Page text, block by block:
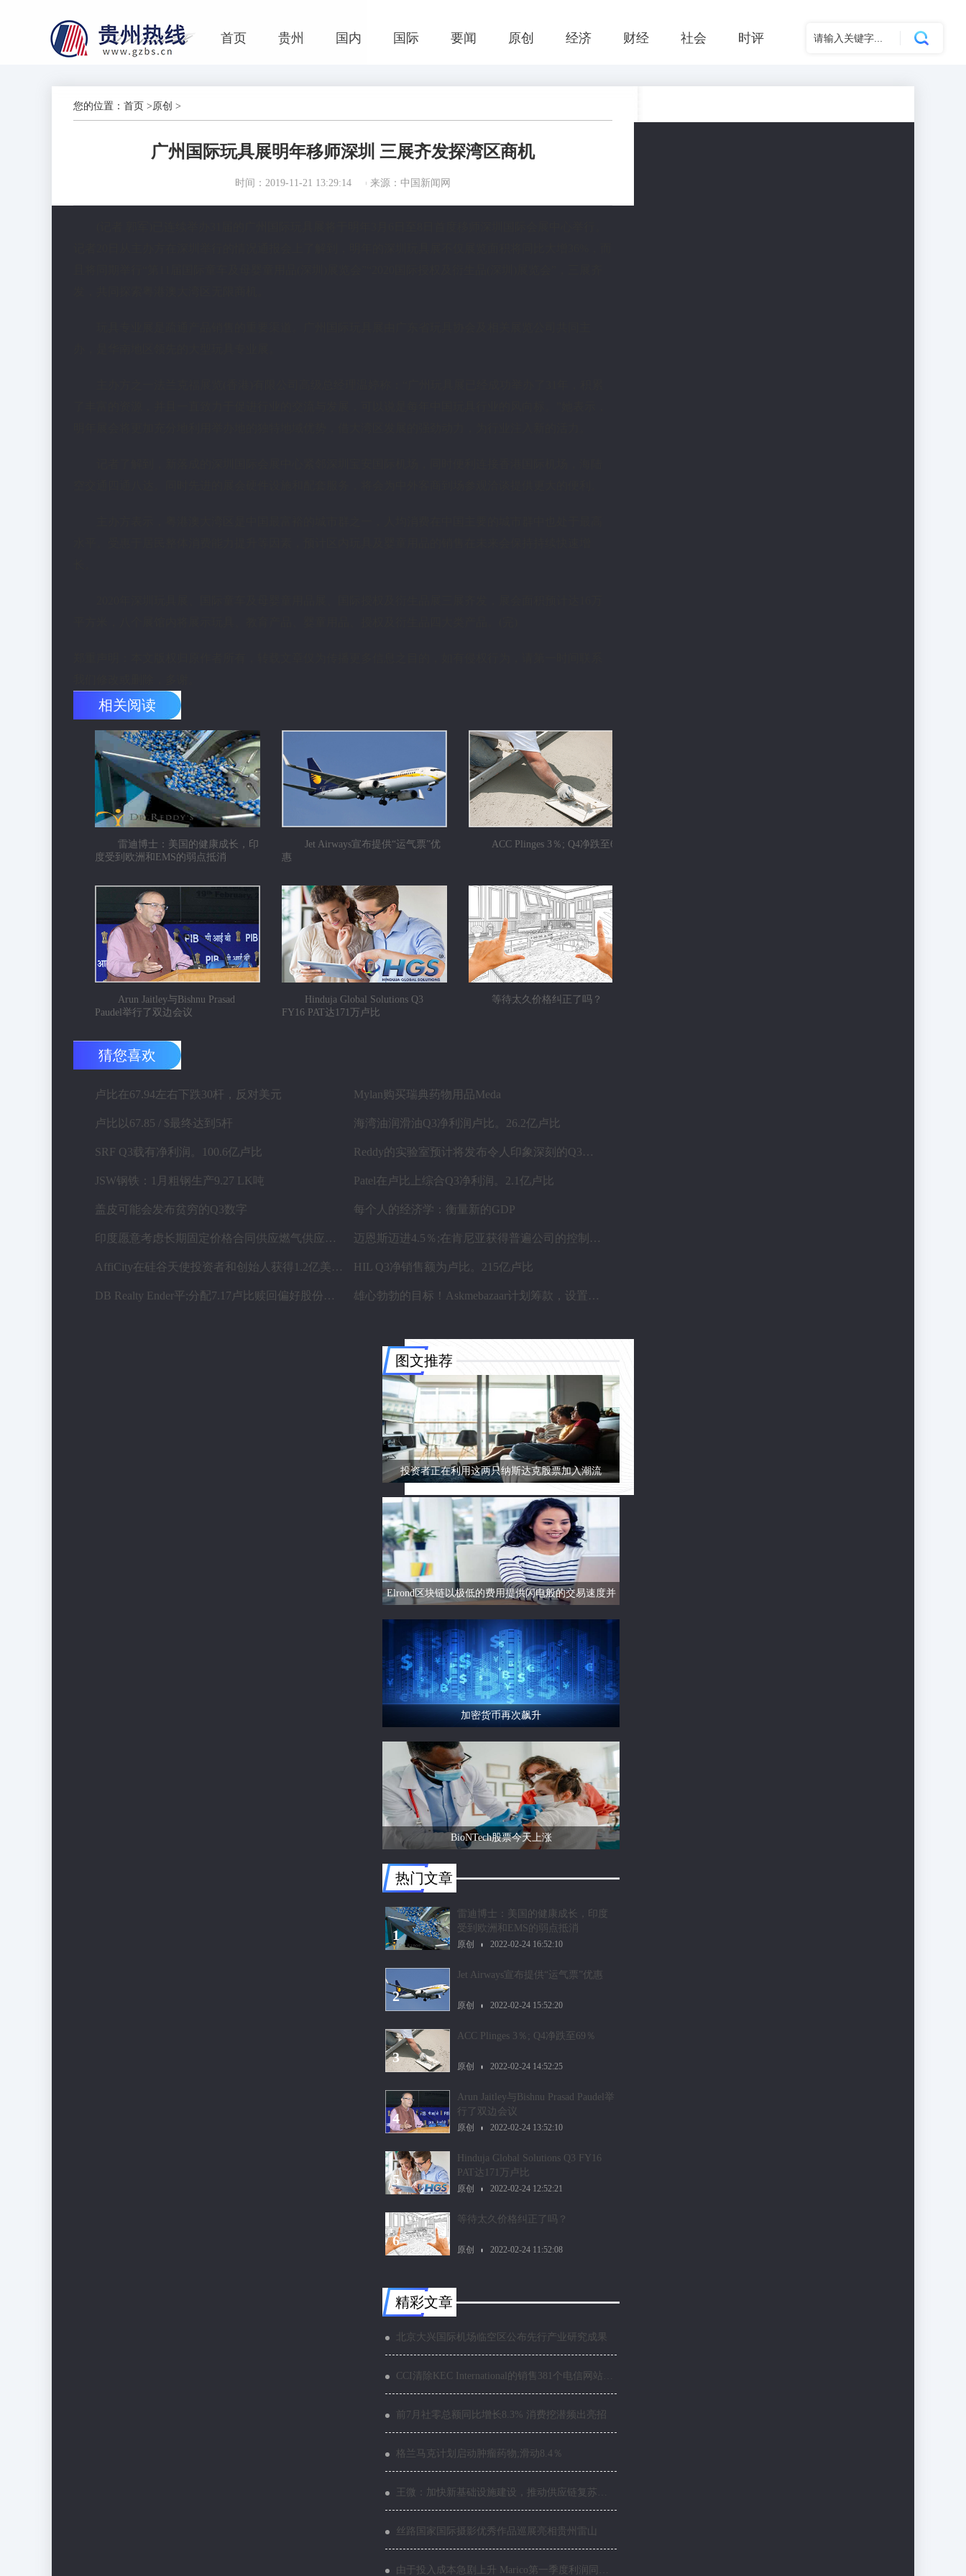
首页 贵州 国内 国际 要闻 原创 经济 财经 社会 时评
您的位置： 首页 >原创 >
广州国际玩具展明年移师深圳 三展齐发探湾区商机
时间：2019-11-21 13:29:14 来源：中国新闻网
相关阅读
雷迪博士：美国的健康成长，印
度受到欧洲和EMS的弱点抵消
Jet Airways宣布提供“运气票”优
惠
ACC Plinges 3％; Q4净跌至69％
Arun Jaitley与Bishnu Prasad
Paudel举行了双边会议
Hinduja Global Solutions Q3
FY16 PAT达171万卢比
等待太久价格纠正了吗？
猜您喜欢
卢比在67.94左右下跌30杆，反对美元 Mylan购买瑞典药物用品Meda
卢比以67.85 / $最终达到5杆 海湾油润滑油Q3净利润卢比。26.2亿卢比
SRF Q3载有净利润。100.6亿卢比 Reddy的实验室预计将发布令人印象深刻的Q3号码
JSW钢铁：1月粗钢生产9.27 LK吨 Patel在卢比上综合Q3净利润。2.1亿卢比
盖皮可能会发布贫穷的Q3数字 每个人的经济学：衡量新的GDP
印度愿意考虑长期固定价格合同供应燃气供应：Piyush Goyal. 迈恩斯迈进4.5％;在肯尼亚获得普遍公司的控制股权
AffiCity在硅谷天使投资者和创始人获得1.2亿美元天使的资金 HIL Q3净销售额为卢比。215亿卢比
DB Realty Ender平;分配7.17卢比赎回偏好股份到子公司 雄心勃勃的目标！Askmebazaar计划筹款，设置进入“独角兽”俱乐部
图文推荐
投资者正在利用这两只纳斯达克股票加入潮流
Elrond区块链以极低的费用提供闪电般的交易速度并
加密货币再次飙升
BioNTech股票今天上涨
热门文章
雷迪博士：美国的健康成长，印度
受到欧洲和EMS的弱点抵消
原创 2022-02-24 16:52:10
1
Jet Airways宣布提供“运气票”优惠
原创 2022-02-24 15:52:20
2
ACC Plinges 3％; Q4净跌至69％
原创 2022-02-24 14:52:25
3
Arun Jaitley与Bishnu Prasad Paudel举
行了双边会议
原创 2022-02-24 13:52:10
4
Hinduja Global Solutions Q3 FY16
PAT达171万卢比
原创 2022-02-24 12:52:21
5
等待太久价格纠正了吗？
原创 2022-02-24 11:52:08
6
精彩文章
北京大兴国际机场临空区公布先行产业研究成果
CCI清除KEC International的销售381个电信网站的交易：举报
前7月社零总额同比增长8.3% 消费挖潜频出亮招
格兰马克计划启动肿瘤药物;滑动8.4％
王微：加快新基础设施建设，推动供应链复苏与智能创新
丝路国家国际摄影优秀作品巡展亮相贵州雷山
由于投入成本急剧上升 Marico第一季度利润同比下降6%